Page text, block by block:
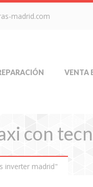
madrid.com
VENTA
con
inverter madrid"